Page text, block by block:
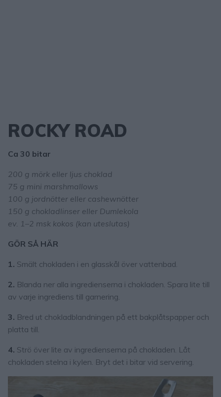
ROCKY ROAD
Ca 30 bitar
200 g mörk eller ljus choklad
75 g mini marshmallows
100 g jordnötter eller cashewnötter
150 g chokladlinser eller Dumlekola
ev. 1–2 msk kokos (kan uteslutas)
GÖR SÅ HÄR
1. Smält chokladen i en glasskål över vattenbad.
2. Blanda ner alla ingredienserna i chokladen. Spara lite till
av varje ingrediens till garnering.
3. Bred ut chokladblandningen på ett bakplåtspapper och
platta till.
4. Strö över lite av ingredienserna på chokladen. Låt
chokladen stelna i kylen. Bryt det i bitar vid servering.